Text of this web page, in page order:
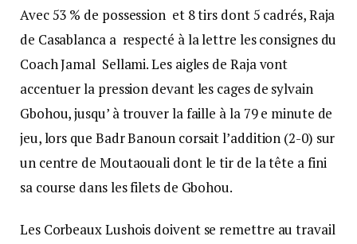
Avec 53 % de possession et 8 tirs dont 5 cadrés, Raja
de Casablanca a respecté à la lettre les consignes du
Coach Jamal Sellami. Les aigles de Raja vont
accentuer la pression devant les cages de sylvain
Gbohou, jusqu’ à trouver la faille à la 79 e minute de
jeu, lors que Badr Banoun corsait l’addition (2-0) sur
un centre de Moutaouali dont le tir de la tête a fini
sa course dans les filets de Gbohou.
Les Corbeaux Lushois doivent se remettre au travail